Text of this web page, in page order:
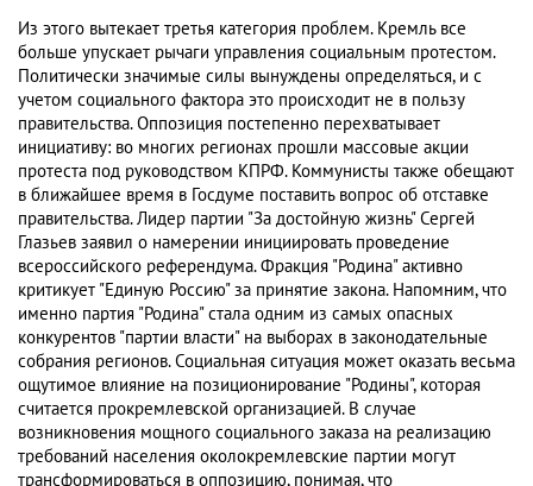
Из этого вытекает третья категория проблем. Кремль все
больше упускает рычаги управления социальным протестом.
Политически значимые силы вынуждены определяться, и с
учетом социального фактора это происходит не в пользу
правительства. Оппозиция постепенно перехватывает
инициативу: во многих регионах прошли массовые акции
протеста под руководством КПРФ. Коммунисты также обещают
в ближайшее время в Госдуме поставить вопрос об отставке
правительства. Лидер партии "За достойную жизнь" Сергей
Глазьев заявил о намерении инициировать проведение
всероссийского референдума. Фракция "Родина" активно
критикует "Единую Россию" за принятие закона. Напомним, что
именно партия "Родина" стала одним из самых опасных
конкурентов "партии власти" на выборах в законодательные
собрания регионов. Социальная ситуация может оказать весьма
ощутимое влияние на позиционирование "Родины", которая
считается прокремлевской организацией. В случае
возникновения мощного социального заказа на реализацию
требований населения околокремлевские партии могут
трансформироваться в оппозицию, понимая, что